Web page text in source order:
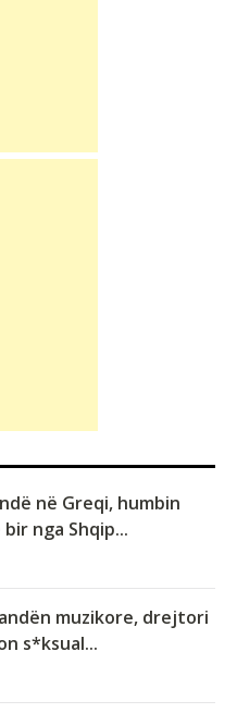
në Greqi, humbin
nga Shqip...
muzikore, drejtori
s*ksual...